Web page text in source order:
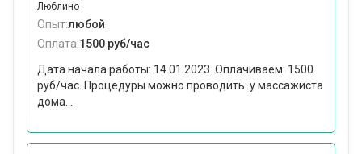
Люблино
Опыт:любой
Оплата:1500 руб/час
Дата начала работы: 14.01.2023. Оплачиваем: 1500
руб/час. Процедуры можно проводить: у массажиста
дома...